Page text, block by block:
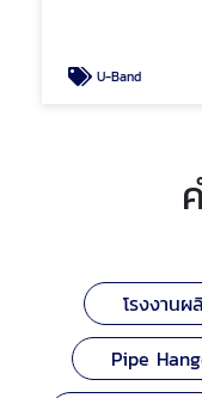
U-Band
โรงงาน
Pipe